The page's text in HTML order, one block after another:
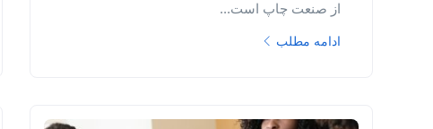
از صنعت چاپ است...
ادامه مطلب